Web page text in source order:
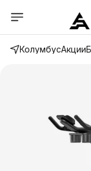
КолумбусАкции